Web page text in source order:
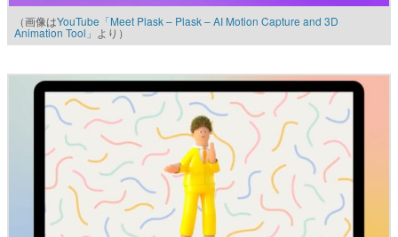
（画像はYouTube「Meet Plask – Plask – AI Motion Capture and 3D
Animation Tool」 より）